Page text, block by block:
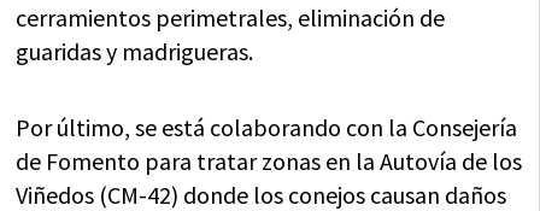
cerramientos perimetrales, eliminación de
guaridas y madrigueras.
Por último, se está colaborando con la Consejería
de Fomento para tratar zonas en la Autovía de los
Viñedos (CM-42) donde los conejos causan daños